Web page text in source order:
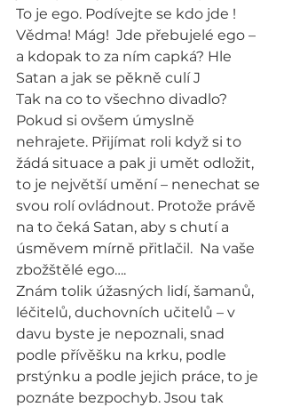
To je ego. Podívejte se kdo jde !
Vědma! Mág!  Jde přebujelé ego –
a kdopak to za ním capká? Hle
Satan a jak se pěkně culí J
Tak na co to všechno divadlo?
Pokud si ovšem úmyslně
nehrajete. Přijímat roli když si to
žádá situace a pak ji umět odložit,
to je největší umění – nenechat se
svou rolí ovládnout. Protože právě
na to čeká Satan, aby s chutí a
úsměvem mírně přitlačil.  Na vaše
zbožštělé ego….
Znám tolik úžasných lidí, šamanů,
léčitelů, duchovních učitelů – v
davu byste je nepoznali, snad
podle přívěšku na krku, podle
prstýnku a podle jejich práce, to je
poznáte bezpochyb. Jsou tak